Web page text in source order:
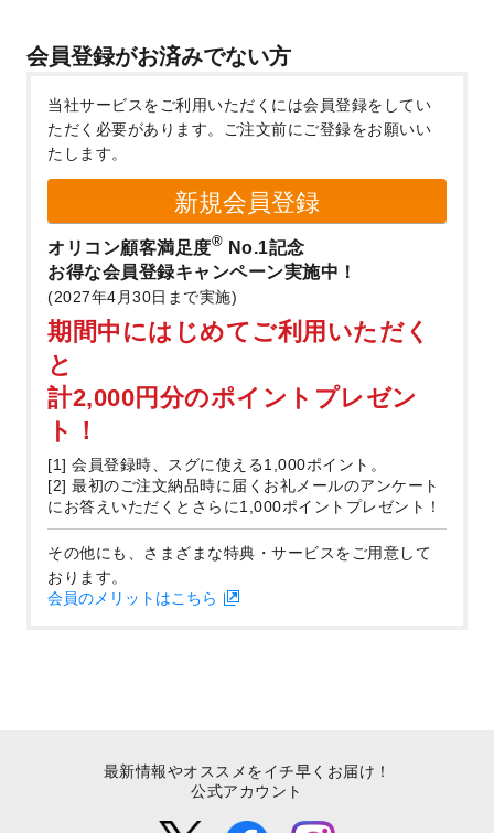
会員登録がお済みでない方
当社サービスをご利用いただくには会員登録をしてい
ただく必要があります。
ご注文前にご登録をお願いい
たします。
新規会員登録
オリコン顧客満足度® No.1記念
お得な会員登録キャンペーン実施中！
(2027年4月30日まで実施)
期間中にはじめてご利用いただく
と
計2,000円分のポイントプレゼン
ト！
[1] 会員登録時、スグに使える1,000ポイント。
[2] 最初のご注文納品時に届くお礼メールのアンケート
にお答えいただくとさらに1,000ポイントプレゼント！
その他にも、さまざまな特典・サービスをご用意して
おります。
会員のメリットはこちら
最新情報やオススメをイチ早くお届け！
公式アカウント